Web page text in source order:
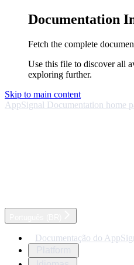
Documentation
Fetch the complete
Use this file to discover all
exploring further.
Skip to main content
AppSignal Documentation home
Documentação do